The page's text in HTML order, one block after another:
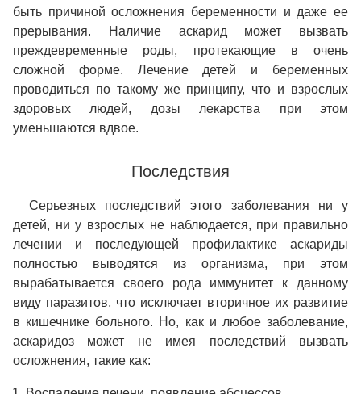
быть причиной осложнения беременности и даже ее
прерывания. Наличие аскарид может вызвать
преждевременные роды, протекающие в очень
сложной форме. Лечение детей и беременных
проводиться по такому же принципу, что и взрослых
здоровых людей, дозы лекарства при этом
уменьшаются вдвое.
Последствия
Серьезных последствий этого заболевания ни у
детей, ни у взрослых не наблюдается, при правильно
лечении и последующей профилактике аскариды
полностью выводятся из организма, при этом
вырабатывается своего рода иммунитет к данному
виду паразитов, что исключает вторичное их развитие
в кишечнике больного. Но, как и любое заболевание,
аскаридоз может не имея последствий вызвать
осложнения, такие как: